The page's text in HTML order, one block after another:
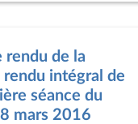
rendu de la
intégral de
séance du
mars 2016